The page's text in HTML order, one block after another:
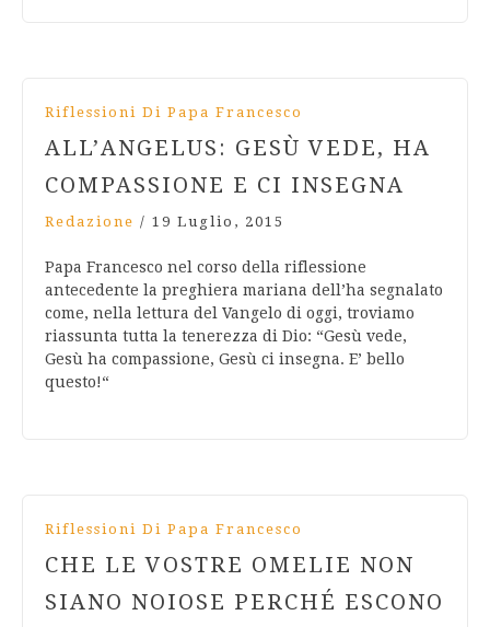
Riflessioni Di Papa Francesco
ALL’ANGELUS: GESÙ VEDE, HA
COMPASSIONE E CI INSEGNA
Redazione / 19 Luglio, 2015
Papa Francesco nel corso della riflessione
antecedente la preghiera mariana dell’ha segnalato
come, nella lettura del Vangelo di oggi, troviamo
riassunta tutta la tenerezza di Dio: “Gesù vede,
Gesù ha compassione, Gesù ci insegna. E’ bello
questo!“
Riflessioni Di Papa Francesco
CHE LE VOSTRE OMELIE NON
SIANO NOIOSE PERCHÉ ESCONO